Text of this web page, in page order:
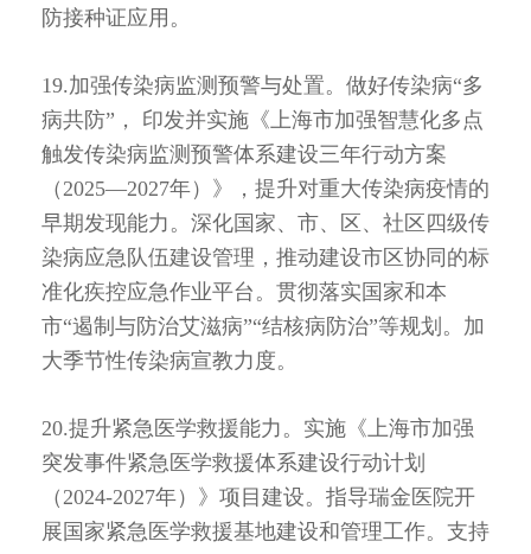
防接种证应用。
19.加强传染病监测预警与处置。做好传染病“多
病共防”， 印发并实施《上海市加强智慧化多点
触发传染病监测预警体系建设三年行动方案
（2025—2027年）》，提升对重大传染病疫情的
早期发现能力。深化国家、市、区、社区四级传
染病应急队伍建设管理，推动建设市区协同的标
准化疾控应急作业平台。贯彻落实国家和本
市“遏制与防治艾滋病”“结核病防治”等规划。加
大季节性传染病宣教力度。
20.提升紧急医学救援能力。实施《上海市加强
突发事件紧急医学救援体系建设行动计划
（2024-2027年）》项目建设。指导瑞金医院开
展国家紧急医学救援基地建设和管理工作。支持